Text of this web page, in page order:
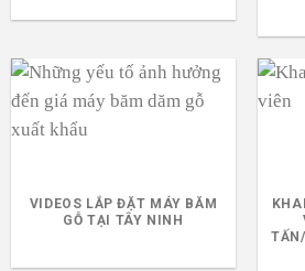
VIDEOS LẮP ĐẶT MÁY BĂM
GỖ TẠI TÂY NINH